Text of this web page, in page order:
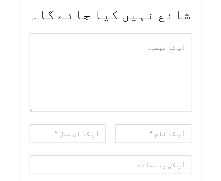
شائع نہیں کیا جائے گا۔